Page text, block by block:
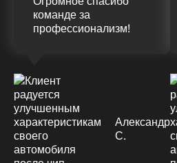
команде за
профессионализм!
Александр
С.